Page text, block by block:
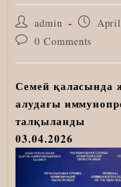
Post
author:
admin
Post
published:
Post0 Comments
Семей қаласында
алудағы
талқыланды
03.04.2026